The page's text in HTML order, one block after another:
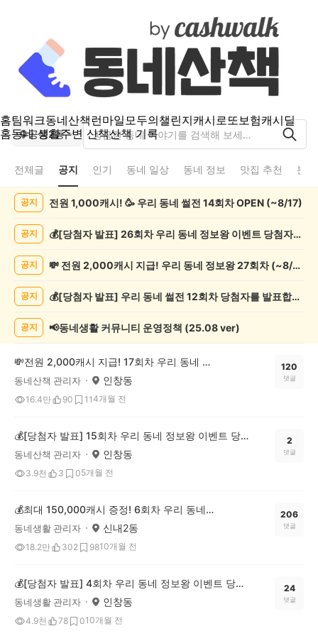
홈팀워크동네산책런마일모두의챌린지캐시로또보험캐시딜
홈동네 생활주변 산책산책 기록
공릉2동
전체글 공지 인기 동네 일상 동네 정보 맛집 추천 분
공지 전원 1,000캐시! 🥳 우리 동네 썰전 14회차 OPEN (~8/17)
공지 💰[당첨자 발표] 26회차 우리 동네 정보왕 이벤트 당첨자를 발표합니다!
공지 💸 전원 2,000캐시 지급! 우리 동네 정보왕 27회차 (~8/10)
공지 💰[당첨자 발표] 우리 동네 썰전 12회차 당첨자를 발표합니다!
공지 📢동네생활 커뮤니티 운영정책 (25.08 ver)
💸전원 2,000캐시 지급! 17회차 우리 동네 정보왕 이벤트
동네산책 관리자 인창동
16.4만 90 114개월 전
120
댓글
💰[당첨자 발표] 15회차 우리 동네 정보왕 이벤트 당첨자를 발표합니다!
동네산책 관리자 인창동
3.9천 3 05개월 전
2
댓글
💰최대 150,000캐시 증정! 6회차 우리 동네 정보왕 이벤트
동네생활 관리자 신내2동
18.2만 302 9810개월 전
206
댓글
💰[당첨자 발표] 4회차 우리 동네 정보왕 이벤트 당첨자를 발표합니다!
동네생활 관리자 인창동
4.9천 78 010개월 전
24
댓글